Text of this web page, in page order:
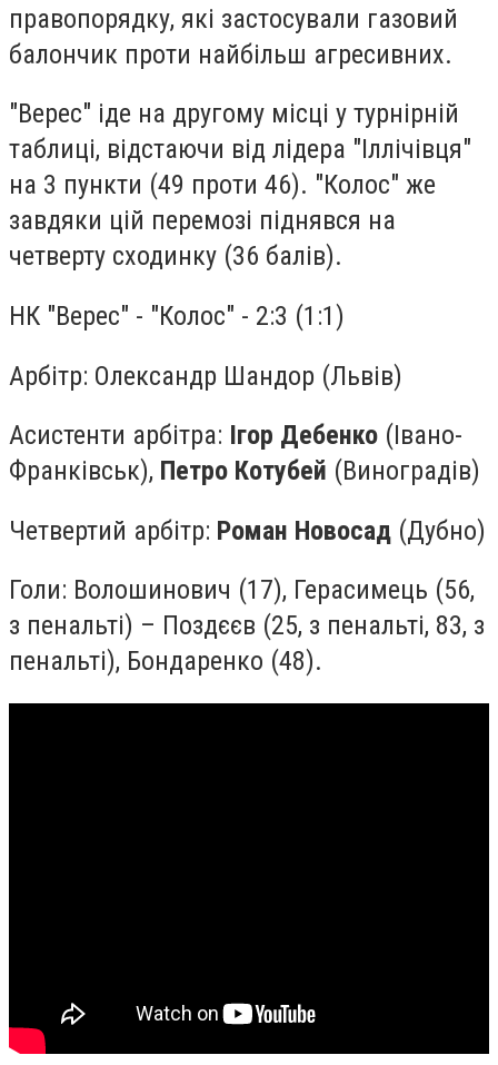
правопорядку, які застосували газовий
балончик проти найбільш агресивних.
"Верес" іде на другому місці у турнірній
таблиці, відстаючи від лідера "Іллічівця"
на 3 пункти (49 проти 46). "Колос" же
завдяки цій перемозі піднявся на
четверту сходинку (36 балів).
НК "Верес" - "Колос" - 2:3 (1:1)
Арбітр: Олександр Шандор (Львів)
Асистенти арбітра: Ігор Дебенко (Івано-
Франківськ), Петро Котубей (Виноградів)
Четвертий арбітр: Роман Новосад (Дубно)
Голи: Волошинович (17), Герасимець (56,
з пенальті) – Поздєєв (25, з пенальті, 83, з
пенальті), Бондаренко (48).